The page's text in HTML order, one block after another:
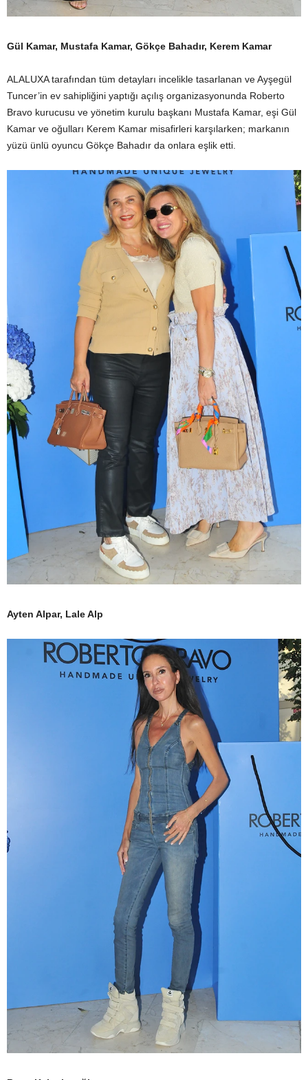
Gül Kamar, Mustafa Kamar, Gökçe Bahadır, Kerem Kamar
ALALUXA tarafından tüm detayları incelikle tasarlanan ve Ayşegül
Tuncer’in ev sahipliğini yaptığı açılış organizasyonunda Roberto
Bravo kurucusu ve yönetim kurulu başkanı Mustafa Kamar, eşi Gül
Kamar ve oğulları Kerem Kamar misafirleri karşılarken; markanın
yüzü ünlü oyuncu Gökçe Bahadır da onlara eşlik etti.
Ayten Alpar, Lale Alp